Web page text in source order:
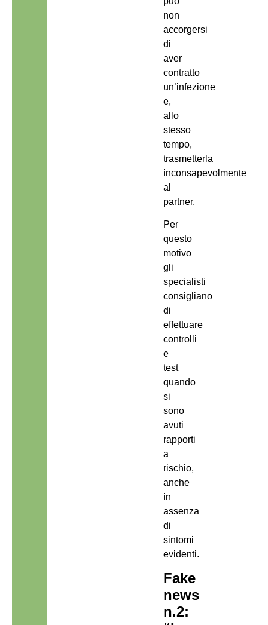
non
accorgersi
di
aver
contratto
un’infezione
e,
allo
stesso
tempo,
trasmetterla
inconsapevolmente
al
partner.
Per
questo
motivo
gli
specialisti
consigliano
di
effettuare
controlli
e
test
quando
si
sono
avuti
rapporti
a
rischio,
anche
in
assenza
di
sintomi
evidenti.
Fake
news
n.2: